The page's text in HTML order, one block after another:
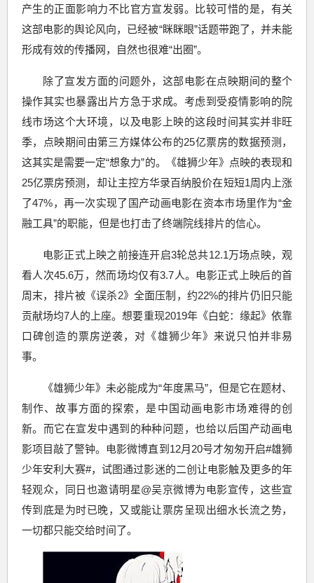
产生的正面影响力不比官方宣发弱。比较可惜的是，有关
这部电影的舆论风向，已经被“眯眯眼”话题带跑了，并未能
形成有效的传播网，自然也很难“出圈”。
除了宣发方面的问题外，这部电影在点映期间的整个
操作其实也暴露出片方急于求成。考虑到受疫情影响的院
线市场这个大环境，以及电影上映的这段时间其实并非旺
季，点映期间由第三方媒体公布的25亿票房的数据预测，
这其实是需要一定“想象力”的。《雄狮少年》点映的表现和
25亿票房预测，却让主控方华录百纳股价在短短1周内上涨
了47%，再一次实现了国产动画电影在资本市场里作为“金
融工具”的职能，但是也打击了终端院线排片的信心。
电影正式上映之前接连开启3轮总共12.1万场点映，观
看人次45.6万，然而场均仅有3.7人。电影正式上映后的首
周末，排片被《误杀2》全面压制，约22%的排片仍旧只能
贡献场均7人的上座。想要重现2019年《白蛇：缘起》依靠
口碑创造的票房逆袭，对《雄狮少年》来说只怕并非易
事。
《雄狮少年》未必能成为“年度黑马”，但是它在题材、
制作、故事方面的探索，是中国动画电影市场难得的创
新。而它在宣发中遇到的种种问题，也给以后国产动画电
影项目敲了警钟。电影微博直到12月20号才匆匆开启#雄狮
少年安利大赛#，试图通过影迷的二创让电影触及更多的年
轻观众，同日也邀请明星@吴京微博为电影宣传，这些宣
传到底是为时已晚，又或能让票房呈现出细水长流之势，
一切都只能交给时间了。